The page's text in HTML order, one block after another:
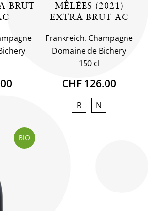
BRUT
MÊLÉES (2021)
EXTRA BRUT AC
Frankreich, Champagne
Domaine de Bichery
150 cl
CHF 126.00
R N
BIO